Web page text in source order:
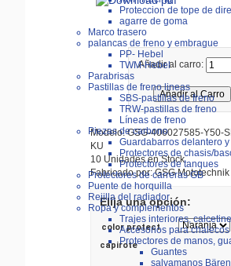
Proteccion de tope de
agarre de goma
Marco trasero
palancas de freno y embrague
PP- Hebel
TWM-Hebel
Parabrisas
Pastillas de freno lineas
SBS-pastillas de freno
TRW-pastillas de freno
Líneas de freno
Piezas de carbono
Guardabarros delantero
Protectores de chasis/
Protectores de tanques
Protectores de carreras GB
Puente de horquilla
Rejilla del radiador
Ropa y complementos
Trajes interiores,
Accesorios para
Protectores de manos,
Guantes
salvamanos
Añadir al carro:
Modelo: GSG-406027585-Y50-
KU
10 Unidades en Stock
Fabricado por: GSG Mototechnik
Elija una opción:
color protect
capirote